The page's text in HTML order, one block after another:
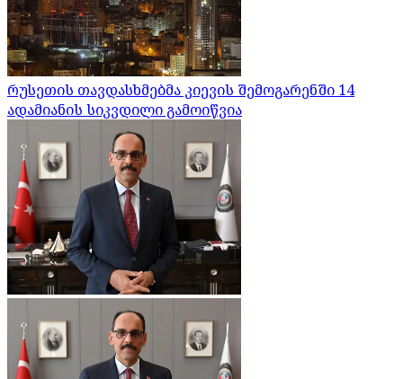
რუსეთის თავდასხმებმა კიევის შემოგარენში 14
ადამიანის სიკვდილი გამოიწვია